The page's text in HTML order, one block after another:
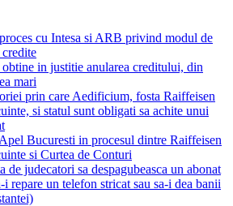
cu Intesa si ARB privind modul de
in justitie anularea creditului, din
mari
prin care Aedificium, fosta Raiffeisen
si statul sunt obligati sa achite unui
Bucuresti in procesul dintre Raiffeisen
si Curtea de Conturi
de judecatori sa despagubeasca un abonat
i repare un telefon stricat sau sa-i dea banii